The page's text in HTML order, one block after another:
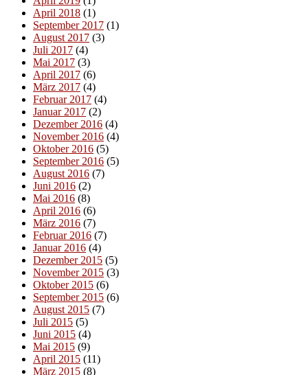
April 2018 (1)
September 2017 (1)
August 2017 (3)
Juli 2017 (4)
Mai 2017 (3)
April 2017 (6)
März 2017 (4)
Februar 2017 (4)
Januar 2017 (2)
Dezember 2016 (4)
November 2016 (4)
Oktober 2016 (5)
September 2016 (5)
August 2016 (7)
Juni 2016 (2)
Mai 2016 (8)
April 2016 (6)
März 2016 (7)
Februar 2016 (7)
Januar 2016 (4)
Dezember 2015 (5)
November 2015 (3)
Oktober 2015 (6)
September 2015 (6)
August 2015 (7)
Juli 2015 (5)
Juni 2015 (4)
Mai 2015 (9)
April 2015 (11)
März 2015 (8)